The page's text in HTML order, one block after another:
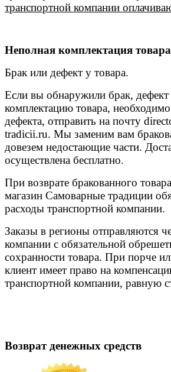
транспортной компании
Неполная комплектация
Брак или дефект у товара.
Если вы обнаружили брак,
комплектацию товара,
дефекта, отправить на почту
tradicii.ru. Мы заменим вам
довезем недостающие части.
осуществлена бесплатно.
При возврате бракованного
магазин Самоварные традиции
расходы транспортной компании.
Заказы в регионы отправляются
компании с обязательной
сохранности товара. При порче
клиент имеет право на
транспортной компании, равную
Возврат денежных средств